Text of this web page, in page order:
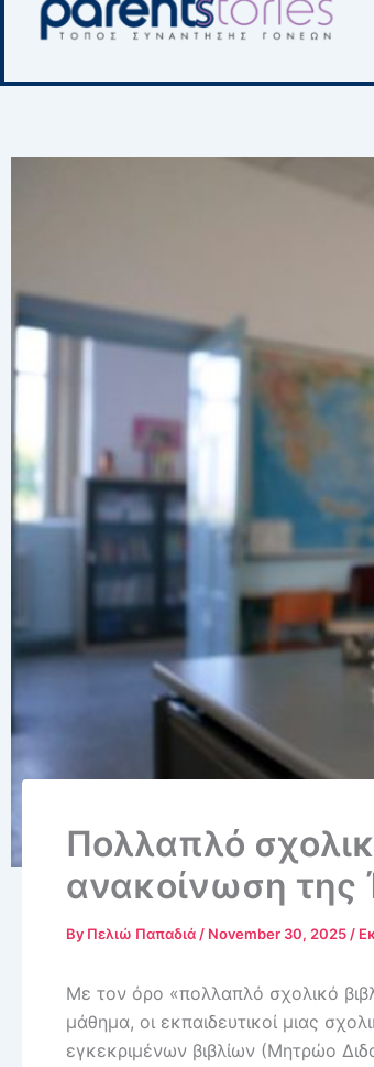
Πολλαπλό
ανακοίνωση της
By Πελιώ Παπαδιά/ November 30, 2025/
Με τον όρο «πολλαπλό σχολικό
μάθημα, οι εκπαιδευτικοί μιας
εγκεκριμένων βιβλίων (Μητρώο